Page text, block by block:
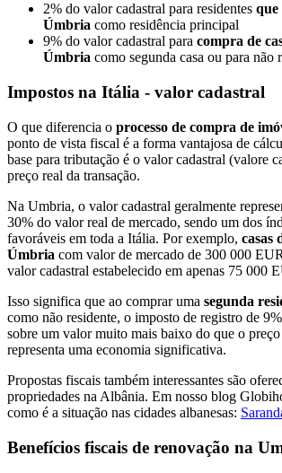
2% do valor cadastral para residentes que
Úmbria como residência principal
9% do valor cadastral para compra de
Úmbria como segunda casa ou para não
Impostos na Itália - valor cadastral
O que diferencia o processo de compra de
ponto de vista fiscal é a forma vantajosa de
base para tributação é o valor cadastral (valore
preço real da transação.
Na Umbria, o valor cadastral geralmente
30% do valor real de mercado, sendo um dos
favoráveis em toda a Itália. Por exemplo, casas
Úmbria com valor de mercado de 300 000
valor cadastral estabelecido em apenas 75 000
Isso significa que ao comprar uma segunda
como não residente, o imposto de registro de
sobre um valor muito mais baixo do que o
representa uma economia significativa.
Propostas fiscais também interessantes são
propriedades na Albânia. Em nosso blog
como é a situação nas cidades albanesas:
Benefícios fiscais de renovação na